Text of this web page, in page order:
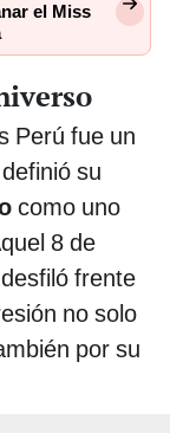
el Miss
Perú fue un
su
como uno
8 de
frente
no solo
por su